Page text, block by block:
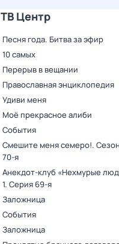
ТВ Центр
Песня года. Битва за эфир
10 самых
Перерыв в вещании
Православная энциклопедия
Удиви меня
Моё прекрасное алиби
События
Смешите меня семеро!.
70-я
Анекдот-клуб «Нехмурые
1. Серия 69-я
Заложница
События
Заложница